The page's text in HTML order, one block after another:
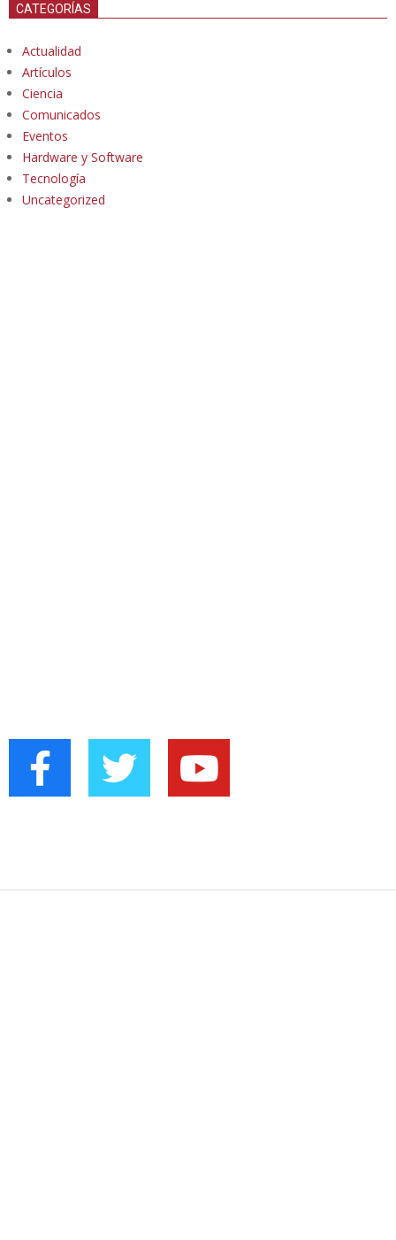
CATEGORÍAS
Actualidad
Artículos
Ciencia
Comunicados
Eventos
Hardware y Software
Tecnología
Uncategorized